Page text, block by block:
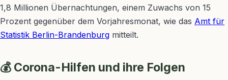
1,8 Millionen Übernachtungen, einem Zuwachs von 15
Prozent gegenüber dem Vorjahresmonat, wie das Amt für
Statistik Berlin-Brandenburg mitteilt.
💰 Corona-Hilfen und ihre Folgen